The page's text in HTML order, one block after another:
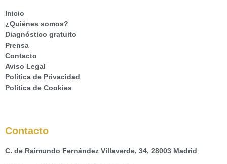
Inicio
¿Quiénes somos?
Diagnóstico gratuito
Prensa
Contacto
Aviso Legal
Política de Privacidad
Política de Cookies
Contacto
C. de Raimundo Fernández Villaverde, 34, 28003 Madrid